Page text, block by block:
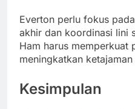
Everton perlu fokus
akhir dan koordinasi lini
Ham harus memperkuat
meningkatkan
Kesimpulan